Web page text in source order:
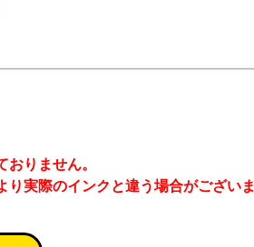
りません。
実際のインクと違う場合がございま